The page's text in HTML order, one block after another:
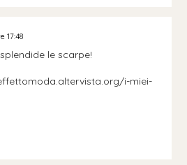
17:48
le scarpe!
i-miei-